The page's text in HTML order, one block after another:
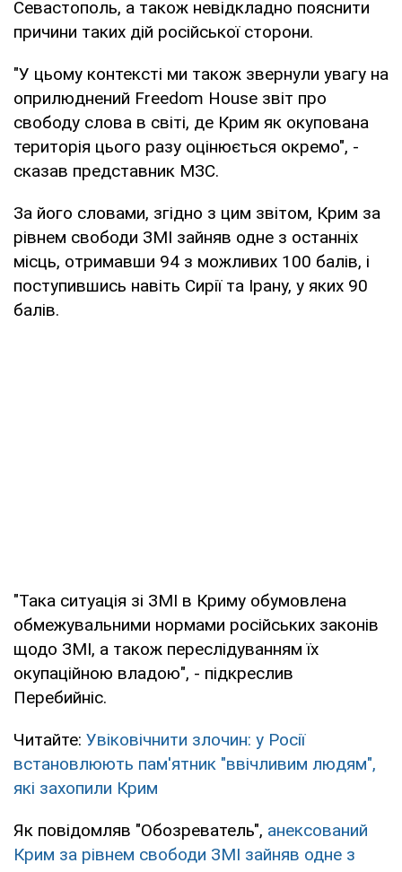
Севастополь, а також невідкладно пояснити
причини таких дій російської сторони.
"У цьому контексті ми також звернули увагу на
оприлюднений Freedom House звіт про
свободу слова в світі, де Крим як окупована
територія цього разу оцінюється окремо", -
сказав представник МЗС.
За його словами, згідно з цим звітом, Крим за
рівнем свободи ЗМІ зайняв одне з останніх
місць, отримавши 94 з можливих 100 балів, і
поступившись навіть Сирії та Ірану, у яких 90
балів.
"Така ситуація зі ЗМІ в Криму обумовлена
обмежувальними нормами російських законів
щодо ЗМІ, а також переслідуванням їх
окупаційною владою", - підкреслив
Перебийніс.
Читайте: Увіковічнити злочин: у Росії
встановлюють пам'ятник "ввічливим людям",
які захопили Крим
Як повідомляв "Обозреватель", анексований
Крим за рівнем свободи ЗМІ зайняв одне з